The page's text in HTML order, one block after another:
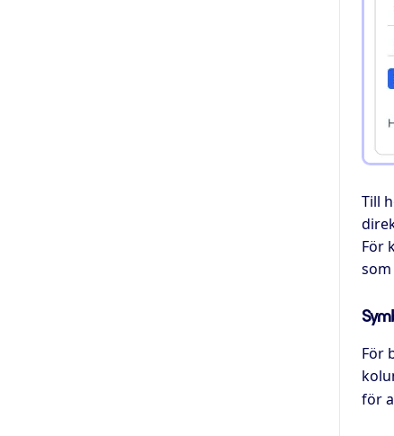
Till
För
För
för